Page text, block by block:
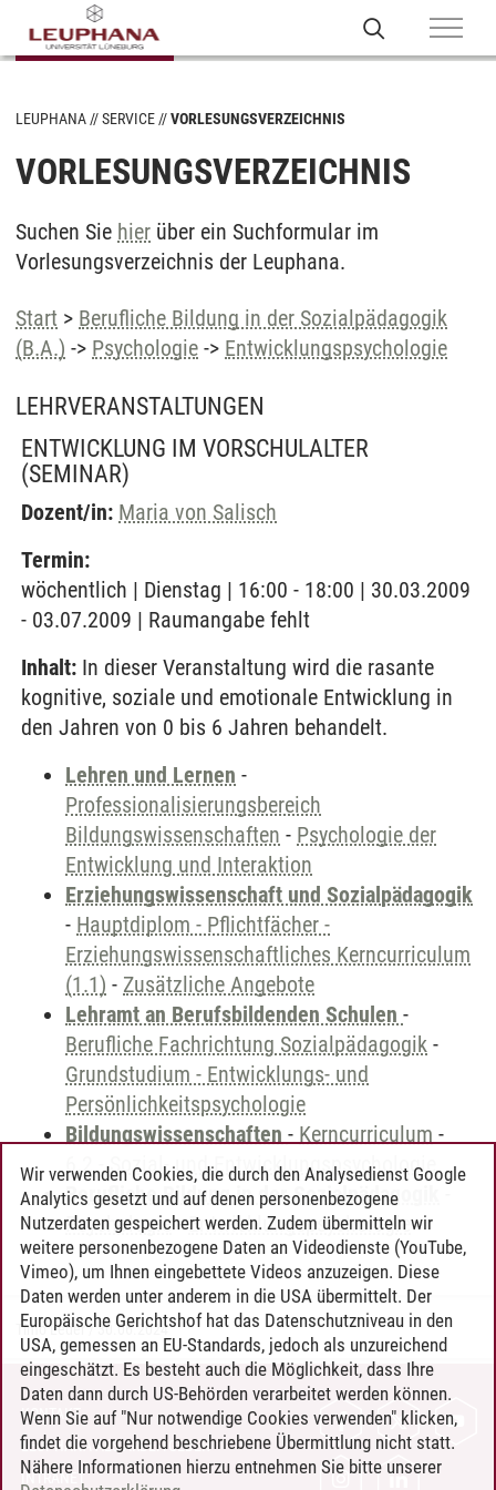
LEUPHANA SERVICE VORLESUNGSVERZEICHNIS
VORLESUNGSVERZEICHNIS
Suchen Sie hier über ein Suchformular im
Vorlesungsverzeichnis der Leuphana.
Start > Berufliche Bildung in der Sozialpädagogik
(B.A.) -> Psychologie -> Entwicklungspsychologie
LEHRVERANSTALTUNGEN
ENTWICKLUNG IM VORSCHULALTER
(SEMINAR)
Dozent/in: Maria von Salisch
Termin:
wöchentlich | Dienstag | 16:00 - 18:00 | 30.03.2009
- 03.07.2009 | Raumangabe fehlt
Inhalt: In dieser Veranstaltung wird die rasante
kognitive, soziale und emotionale Entwicklung in
den Jahren von 0 bis 6 Jahren behandelt.
Lehren und Lernen -
Professionalisierungsbereich
Bildungswissenschaften - Psychologie der
Entwicklung und Interaktion
Erziehungswissenschaft und Sozialpädagogik
- Hauptdiplom - Pflichtfächer -
Erziehungswissenschaftliches Kerncurriculum
(1.1) - Zusätzliche Angebote
Lehramt an Berufsbildenden Schulen -
Berufliche Fachrichtung Sozialpädagogik -
Grundstudium - Entwicklungs- und
Persönlichkeitspsychologie
Bildungswissenschaften - Kerncurriculum -
6.2 - Sozial- und Entwicklungspsychologie
Berufliche Bildung in der Sozialpädagogik
Psychologie-Entwicklungspsychologie
Timo Leder/30.06.2024
KONTAKT
LEUPHANA ALS ARBEITGEBER
INTRANET
Wir verwenden Cookies, die durch den Analysedienst Google
Analytics gesetzt und auf denen personenbezogene
Nutzerdaten gespeichert werden. Zudem übermitteln wir
weitere personenbezogene Daten an Videodienste (YouTube,
Vimeo), um Ihnen eingebettete Videos anzuzeigen. Diese
Daten werden unter anderem in die USA übermittelt. Der
Europäische Gerichtshof hat das Datenschutzniveau in den
USA, gemessen an EU-Standards, jedoch als unzureichend
eingeschätzt. Es besteht auch die Möglichkeit, dass Ihre
Daten dann durch US-Behörden verarbeitet werden können.
Wenn Sie auf "Nur notwendige Cookies verwenden" klicken,
findet die vorgehend beschriebene Übermittlung nicht statt.
Nähere Informationen hierzu entnehmen Sie bitte unserer